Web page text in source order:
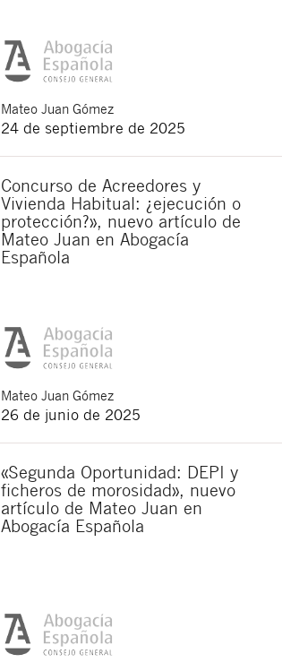
Mateo Juan Gómez
24 de septiembre de 2025
Concurso de Acreedores y
Vivienda Habitual: ¿ejecución o
protección?», nuevo artículo de
Mateo Juan en Abogacía
Española
Mateo Juan Gómez
26 de junio de 2025
«Segunda Oportunidad: DEPI y
ficheros de morosidad», nuevo
artículo de Mateo Juan en
Abogacía Española